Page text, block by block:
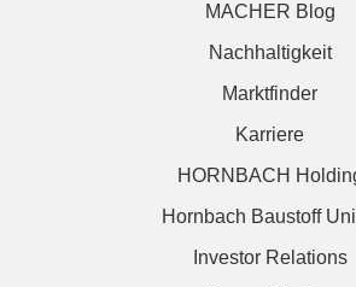
MACHER Blog
Nachhaltigkeit
Marktfinder
Karriere
HORNBACH
Hornbach Baustoff
Investor Relations